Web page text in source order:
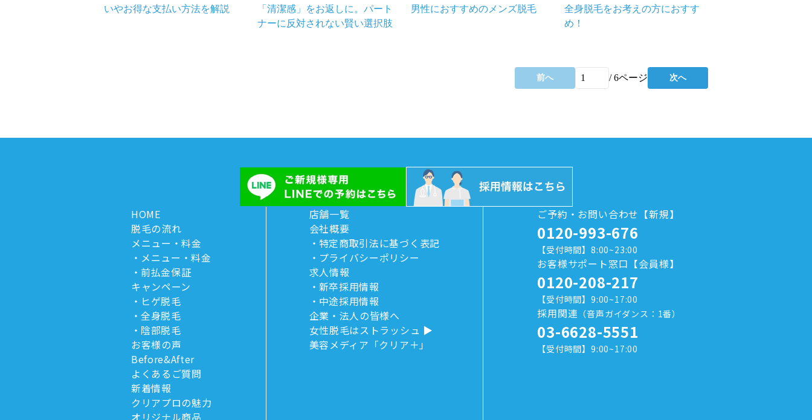
いやお得な支払い方法を解説
「清潔感」をお返しに。パート
ナーに反対されない賢い選択肢
男性におすすめのメンズ脱毛
全身脱毛をお考えの方におすす
め！
前へ /6ページ 次へ
HOME
脱毛の流れ
メニュー・料金
メニュー・料金
前払金保証
キャンペーン
ヒゲ脱毛
全身脱毛
陰部脱毛
お客様の声
Before&After
よくあるご質問
新着情報
クリアプロの魅力
オリジナル商品
店舗一覧
会社概要
特定商取引法に基づく表記
プライバシーポリシー
求人情報
新卒採用情報
中途採用情報
企業・法人の皆様へ
女性脱毛はストラッシュ
美容メディア「クリア＋」
ご予約・お問い合わせ【新規】
0120-993-676
【受付時間】8:00~23:00
お客様サポート窓口【会員様】
0120-208-217
【受付時間】9:00~17:00
採用関連 （音声ガイダンス：1番）
03-6628-5551
【受付時間】9:00~17:00